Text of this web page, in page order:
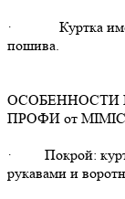
· Куртка имеет
пошива.
ОСОБЕННОСТИ
ПРОФИ от
· Покрой:
рукавами и